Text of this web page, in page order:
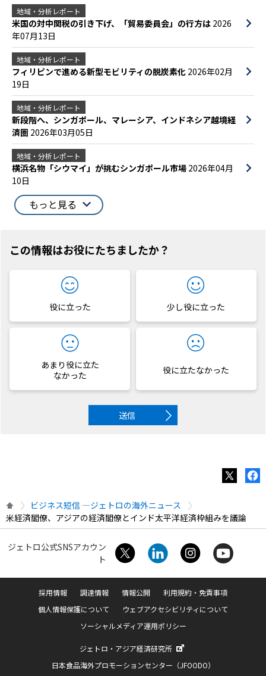
地域・分析レポート
米国の対中関税の引き下げ、「貿易委員会」の行方は 2026
年07月13日
地域・分析レポート
フィリピンで進める新型モビリティの脱炭素化 2026年02月
19日
地域・分析レポート
新段階へ、シンガポール、マレーシア、インドネシア越境経
済圏 2026年03月05日
地域・分析レポート
横浜名物「シウマイ」が挑むシンガポール市場 2026年04月
10日
もっと見る
この情報はお役にたちましたか？
役に立った 少し役に立った
あまり役に立た
なかった
役に立たなかった
送信
ビジネス短信 ―ジェトロの海外ニュース
米経済閣僚、アジアの経済閣僚とインド太平洋経済枠組みを議論
ジェトロ公式SNSアカウン
ト
採用情報 調達情報 情報公開
利用規約・免責事項
個人情報保護について
ウェブアクセシビリティについて
ソーシャルメディア運用ポリシー
ジェトロ・アジア経済研究所
日本食品海外プロモーションセンター（JFOODO）